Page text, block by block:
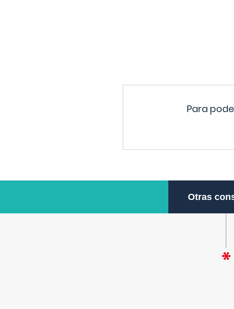
Para
Otras